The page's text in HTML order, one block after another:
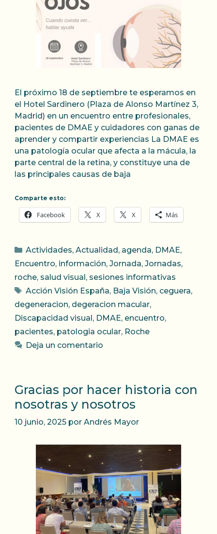
El próximo 18 de septiembre te esperamos en
el Hotel Sardinero (Plaza de Alonso Martínez 3,
Madrid) en un encuentro entre profesionales,
pacientes de DMAE y cuidadores con ganas de
aprender y compartir experiencias La DMAE es
una patología ocular que afecta a la mácula, la
parte central de la retina, y constituye una de
las principales causas de baja
Comparte esto:
Facebook X X Más
Categorías
Actividades, Actualidad , agenda, DMAE,
Encuentro, información, Jornada, Jornadas,
roche, salud visual , sesiones informativas
Etiquetas
Acción Visión España, Baja Visión, ceguera,
degeneracion, degeracion macular,
Discapacidad visual , DMAE, encuentro,
pacientes, patologia ocular, Roche
Deja un comentario
Gracias por hacer historia con
nosotras y nosotros
10 junio, 2025 por Andrés Mayor